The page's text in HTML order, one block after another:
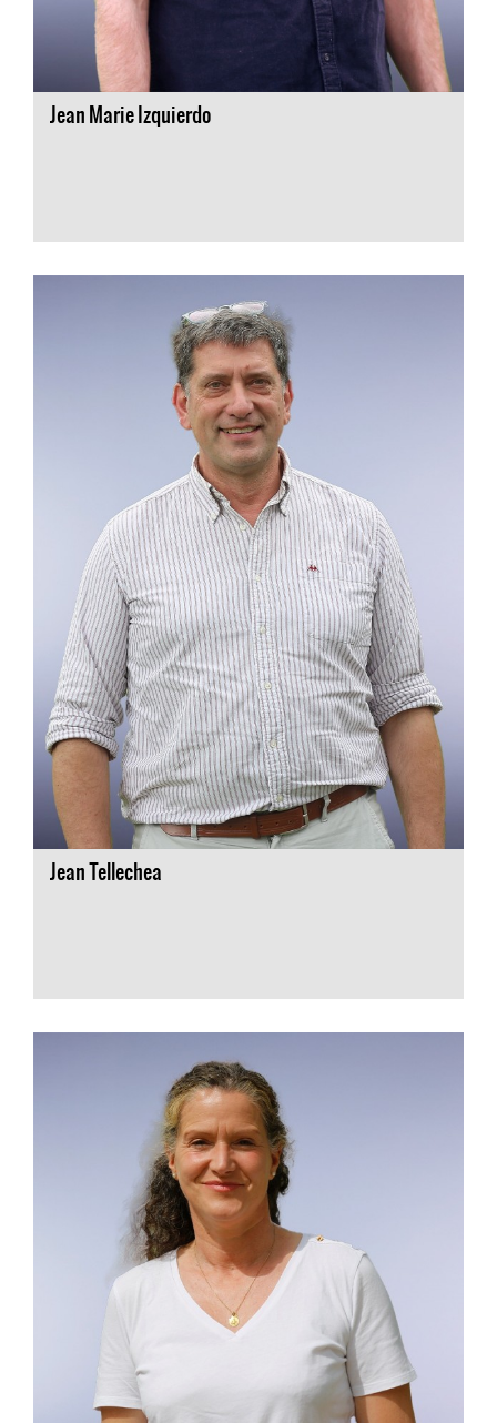
Jean Marie Izquierdo
Jean Tellechea